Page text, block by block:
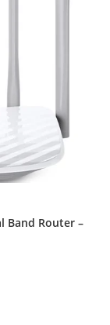
Band Router –